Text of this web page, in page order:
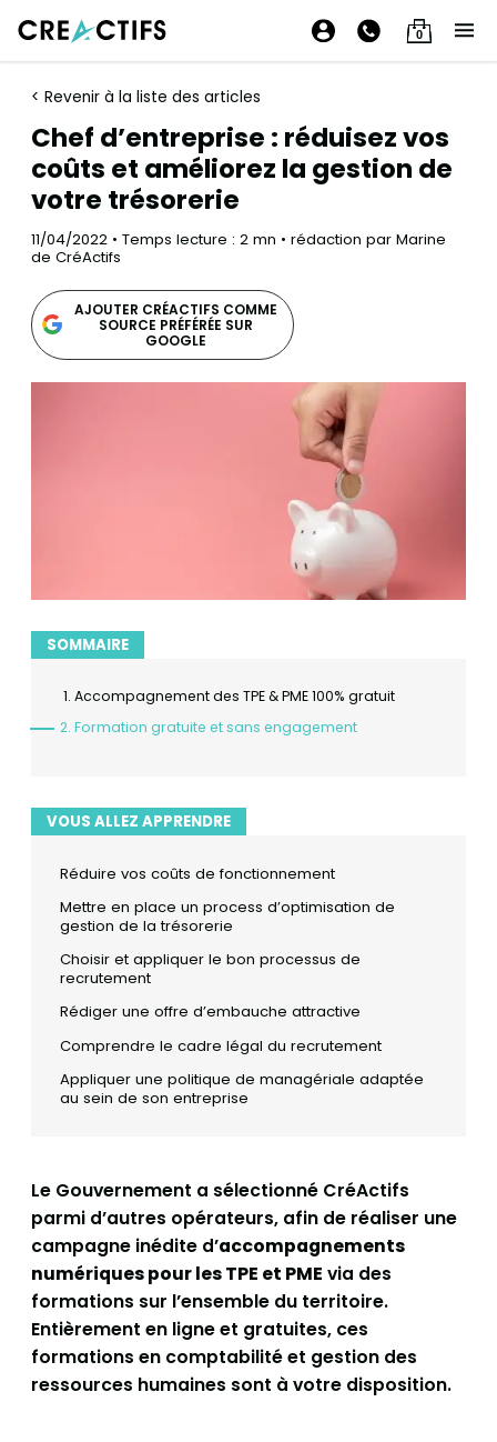
0
< Revenir à la liste des articles
Chef d’entreprise : réduisez vos
coûts et améliorez la gestion de
votre trésorerie
11/04/2022 • Temps lecture : 2 mn • rédaction par Marine
de CréActifs
AJOUTER CRÉACTIFS COMME
SOURCE PRÉFÉRÉE SUR
GOOGLE
SOMMAIRE
Accompagnement des TPE & PME 100% gratuit
Formation gratuite et sans engagement
VOUS ALLEZ APPRENDRE
Réduire vos coûts de fonctionnement
Mettre en place un process d’optimisation de
gestion de la trésorerie
Choisir et appliquer le bon processus de
recrutement
Rédiger une offre d’embauche attractive
Comprendre le cadre légal du recrutement
Appliquer une politique de managériale adaptée
au sein de son entreprise
Le Gouvernement a sélectionné CréActifs
parmi d’autres opérateurs, afin de réaliser une
campagne inédite d’accompagnements
numériques pour les TPE et PME via des
formations sur l’ensemble du territoire.
Entièrement en ligne et gratuites, ces
formations en comptabilité et gestion des
ressources humaines sont à votre disposition.